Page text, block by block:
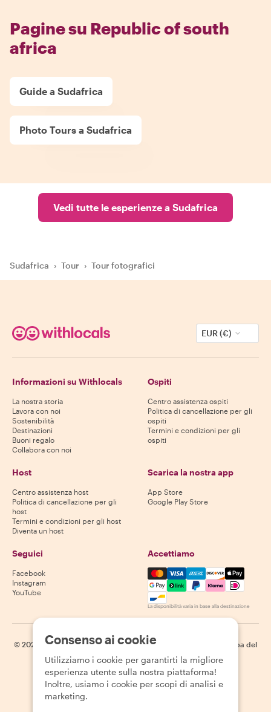
Pagine su Republic of south
africa
Guide a Sudafrica
Photo Tours a Sudafrica
Vedi tutte le esperienze a Sudafrica
Sudafrica › Tour › Tour fotografici
EUR (€)
Informazioni su Withlocals
La nostra storia
Lavora con noi
Sostenibilità
Destinazioni
Buoni regalo
Collabora con noi
Ospiti
Centro assistenza ospiti
Politica di cancellazione per gli
ospiti
Termini e condizioni per gli
ospiti
Host
Centro assistenza host
Politica di cancellazione per gli
host
Termini e condizioni per gli host
Diventa un host
Scarica la nostra app
App Store
Google Play Store
Seguici
Facebook
Instagram
YouTube
Accettiamo
Mastercard, Visa, Amex,
La disponibilità varia in base alla destinazione
© 2026 Withlocals.com | Informativa sulla privacy
Mappa del
Consenso ai cookie
Utilizziamo i cookie per garantirti la migliore
esperienza utente sulla nostra piattaforma!
Inoltre, usiamo i cookie per scopi di analisi e
marketing.